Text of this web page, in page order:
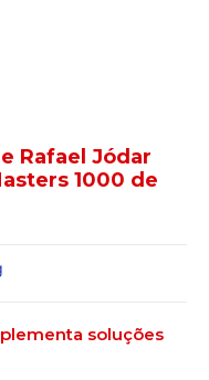
Rafael Jódar
1000 de
soluções